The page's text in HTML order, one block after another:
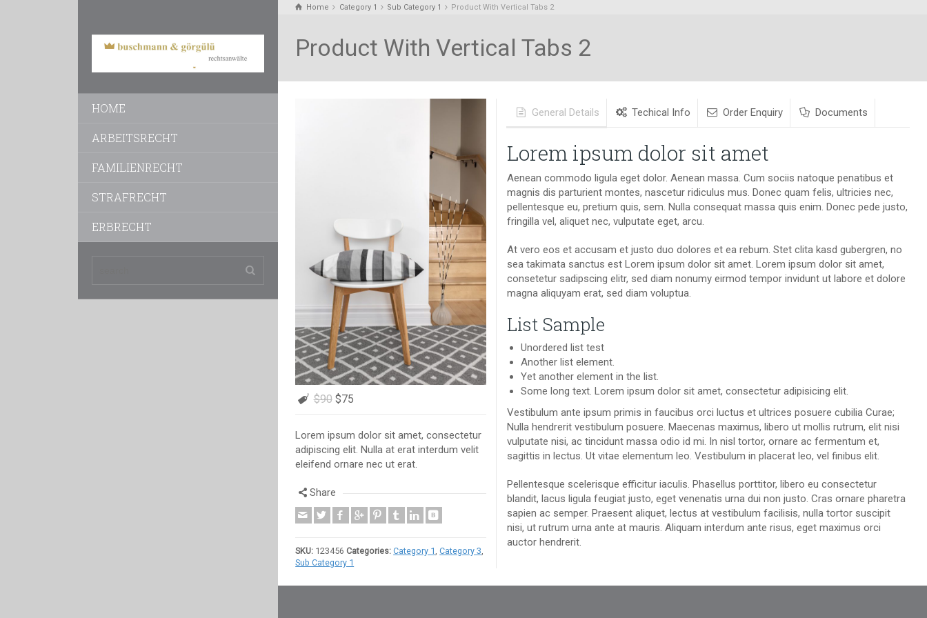
HOME
ARBEITSRECHT
FAMILIENRECHT
STRAFRECHT
ERBRECHT
Home Category 1 Sub Category 1 Product With Vertical Tabs 2
Product With Vertical Tabs 2
$90 $75
Lorem ipsum dolor sit amet, consectetur
adipiscing elit. Nulla at erat interdum velit
eleifend ornare nec ut erat.
Share
SKU: 123456Categories: Category 1,Category 3,
Sub Category 1
General Details Techical Info Order Enquiry Documents
Lorem ipsum dolor sit amet
Aenean commodo ligula eget dolor. Aenean massa. Cum sociis natoque penatibus et
magnis dis parturient montes, nascetur ridiculus mus. Donec quam felis, ultricies nec,
pellentesque eu, pretium quis, sem. Nulla consequat massa quis enim. Donec pede justo,
fringilla vel, aliquet nec, vulputate eget, arcu.
At vero eos et accusam et justo duo dolores et ea rebum. Stet clita kasd gubergren, no
sea takimata sanctus est Lorem ipsum dolor sit amet. Lorem ipsum dolor sit amet,
consetetur sadipscing elitr, sed diam nonumy eirmod tempor invidunt ut labore et dolore
magna aliquyam erat, sed diam voluptua.
List Sample
Unordered list test
Another list element.
Yet another element in the list.
Some long text. Lorem ipsum dolor sit amet, consectetur adipisicing elit.
Vestibulum ante ipsum primis in faucibus orci luctus et ultrices posuere cubilia Curae;
Nulla hendrerit vestibulum posuere. Maecenas maximus, libero ut mollis rutrum, elit nisi
vulputate nisi, ac tincidunt massa odio id mi. In nisl tortor, ornare ac fermentum et,
sagittis in lectus. Ut vitae elementum leo. Vestibulum in placerat leo, vel finibus elit.
Pellentesque scelerisque efficitur iaculis. Phasellus porttitor, libero eu consectetur
blandit, lacus ligula feugiat justo, eget venenatis urna dui non justo. Cras ornare pharetra
sapien ac semper. Praesent aliquet, lectus at vestibulum facilisis, nulla tortor suscipit
nisi, ut rutrum urna ante at mauris. Aliquam interdum ante risus, eget maximus orci
auctor hendrerit.